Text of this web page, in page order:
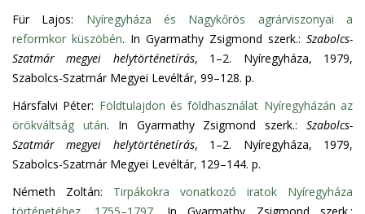
Für Lajos: Nyíregyháza és Nagykőrös agrárviszonyai a
reformkor küszöbén. In Gyarmathy Zsigmond szerk.: Szabolcs-
Szatmár megyei helytörténetírás, 1–2. Nyíregyháza, 1979,
Szabolcs-Szatmár Megyei Levéltár, 99–128. p.
Hársfalvi Péter: Földtulajdon és földhasználat Nyíregyházán az
örökváltság után. In Gyarmathy Zsigmond szerk.:Szabolcs-
Szatmár megyei helytörténetírás, 1–2. Nyíregyháza, 1979,
Szabolcs-Szatmár Megyei Levéltár, 129–144. p.
Németh Zoltán: Tirpákokra vonatkozó iratok Nyíregyháza